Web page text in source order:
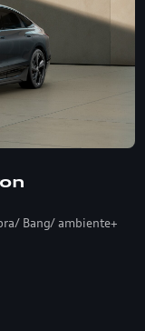
Bang/ ambiente+